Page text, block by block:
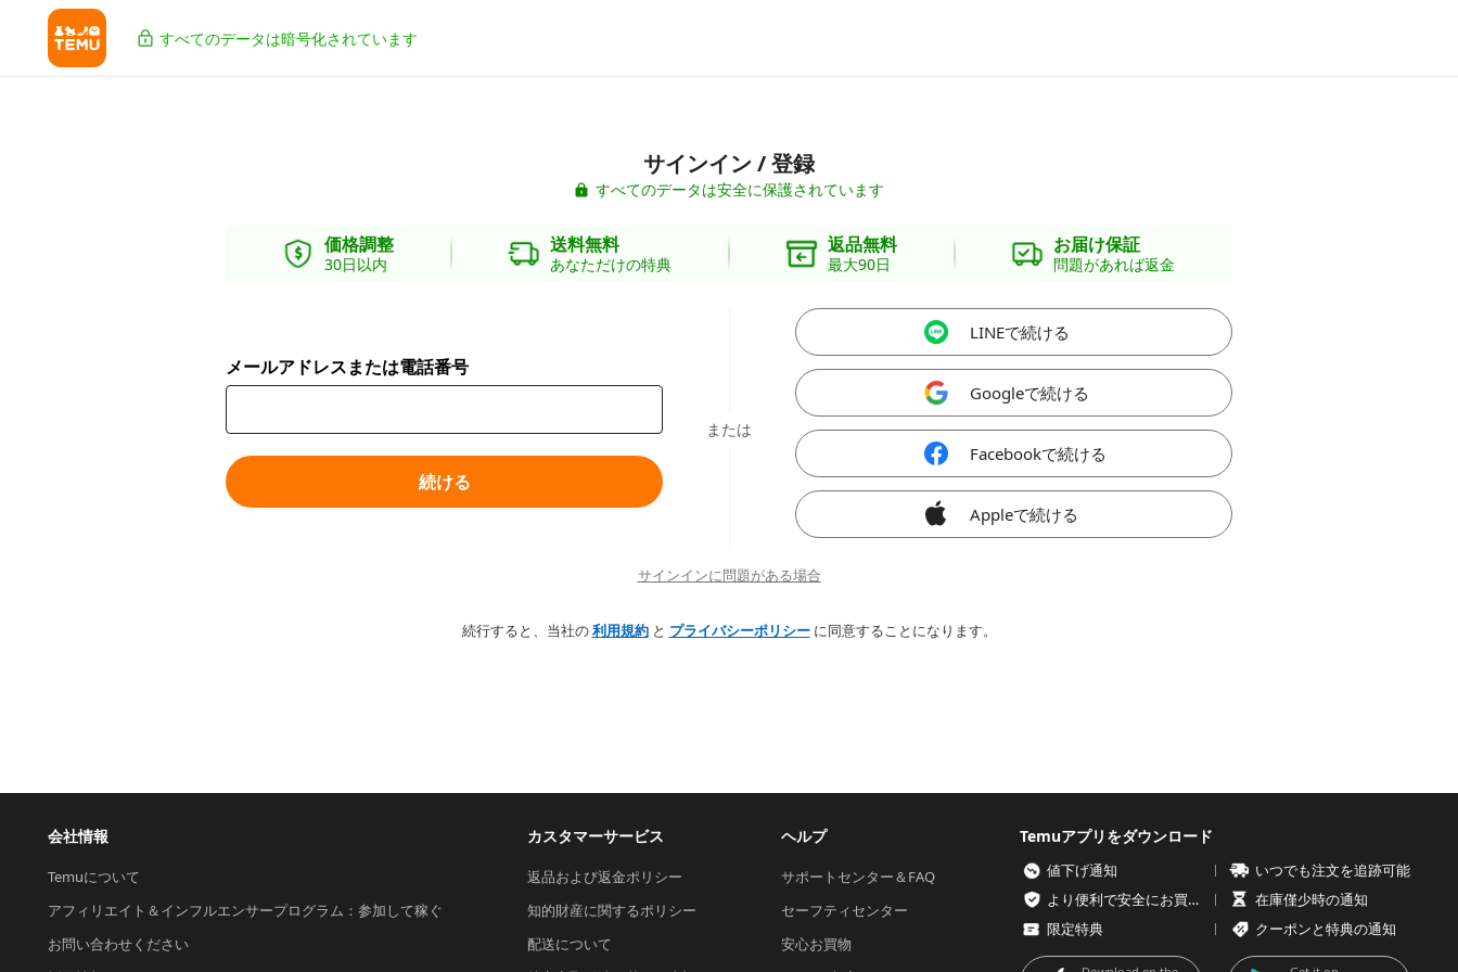
すべてのデータは暗号化されています
サインイン / 登録
すべてのデータは安全に保護されています
価格調整
30日以内
送料無料
あなただけの特典
返品無料
最大90日
お届け保証
問題があれば返金
メールアドレスまたは電話番号
続ける
または
LINEで続ける
Googleで続ける
Facebookで続ける
Appleで続ける
サインインに問題がある場合
続行すると、当社の利用規約と プライバシーポリシーに同意することになります。
会社情報
Temuについて
アフィリエイト＆インフルエンサープログラム：参加して稼ぐ
お問い合わせください
カスタマーサービス
返品および返金ポリシー
知的財産に関するポリシー
配送について
ヘルプ
サポートセンター＆FAQ
セーフティセンター
安心お買物
Temuアプリをダウンロード
値下げ通知
いつでも注文を追跡可能
より便利で安全にお買い物を
在庫僅少時の通知
限定特典
クーポンと特典の通知